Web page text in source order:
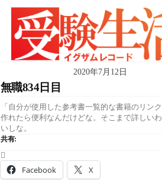
2020年7月12日
無職834日目
「自分が使用した参考書一覧的な書籍のリン
作れたら便利なんだけどな。そこまで詳しい
いしな。
共有:
Facebook X